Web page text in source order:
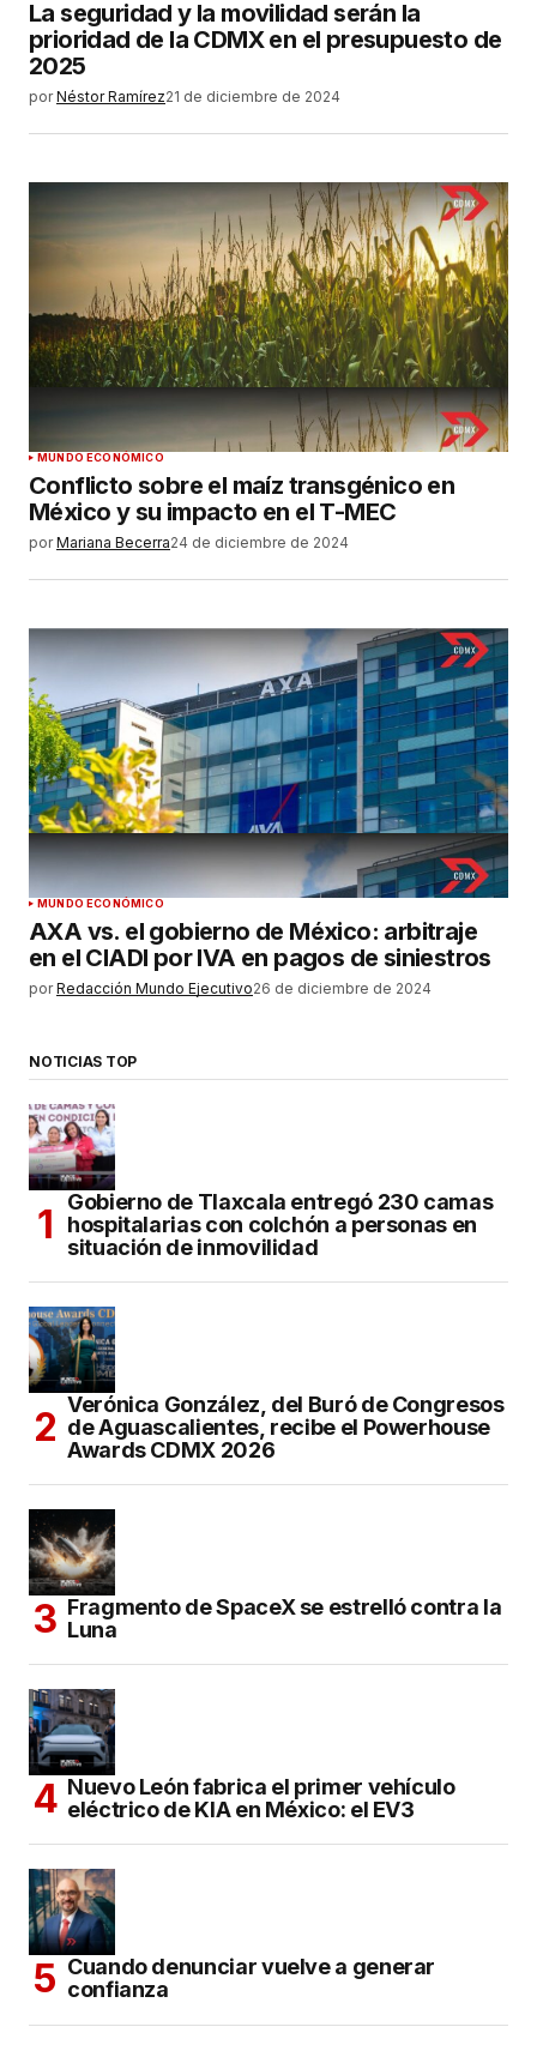
La seguridad y la movilidad serán la
prioridad de la CDMX en el presupuesto de
2025
por Néstor Ramírez21 de diciembre de 2024
MUNDO ECONÓMICO
Conflicto sobre el maíz transgénico en
México y su impacto en el T-MEC
por Mariana Becerra24 de diciembre de 2024
MUNDO ECONÓMICO
AXA vs. el gobierno de México: arbitraje
en el CIADI por IVA en pagos de siniestros
por Redacción Mundo Ejecutivo26 de diciembre de 2024
NOTICIAS TOP
Gobierno de Tlaxcala entregó 230 camas
hospitalarias con colchón a personas en
situación de inmovilidad
Verónica González, del Buró de Congresos
de Aguascalientes, recibe el Powerhouse
Awards CDMX 2026
Fragmento de SpaceX se estrelló contra la
Luna
Nuevo León fabrica el primer vehículo
eléctrico de KIA en México: el EV3
Cuando denunciar vuelve a generar
confianza